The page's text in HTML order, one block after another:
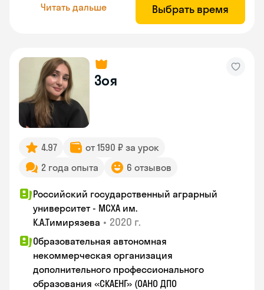
Читать дальше Выбрать время
Зоя
4.97
от 1590 ₽ за урок
2 года опыта
6 отзывов
Российский государственный аграрный
университет - МСХА им.
К.А.Тимирязева • 2020 г.
Образовательная автономная
некоммерческая организация
дополнительного профессионального
образования «СКАЕНГ» (ОАНО ДПО